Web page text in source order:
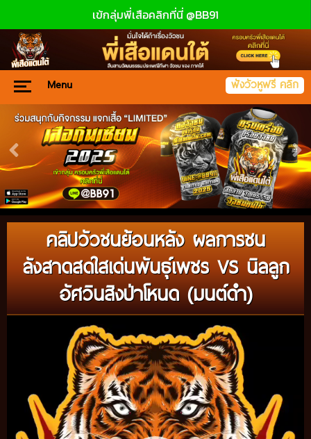
เข้กลุ่มพี่เสือคลิกที่นี่ @BB91
Menu ฟังวัวหูฟรี คลิก
คลิปวัวชนย้อนหลัง ผลการชน
ลังสาดสดใสเด่นพันธุ์เพชร VS นิลลูก
อัศวินสิงป่าโหนด (มนต์ดำ)